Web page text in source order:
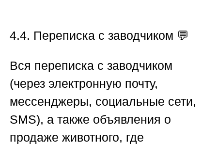
4.4. Переписка с заводчиком 💬
Вся переписка с заводчиком
(через электронную почту,
мессенджеры, социальные сети,
SMS), а также объявления о
продаже животного, где